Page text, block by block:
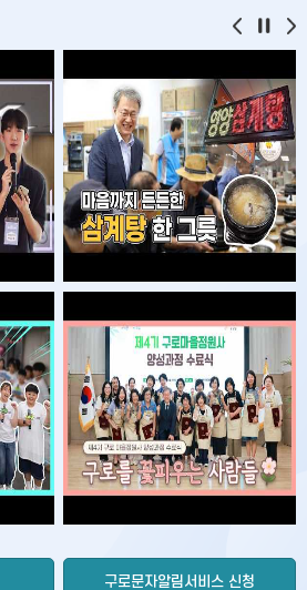
구로문자알림서비스 신청